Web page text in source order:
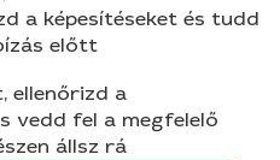
a képesítéseket és tudd
előtt
ellenőrizd a
vedd fel a megfelelő
állsz rá